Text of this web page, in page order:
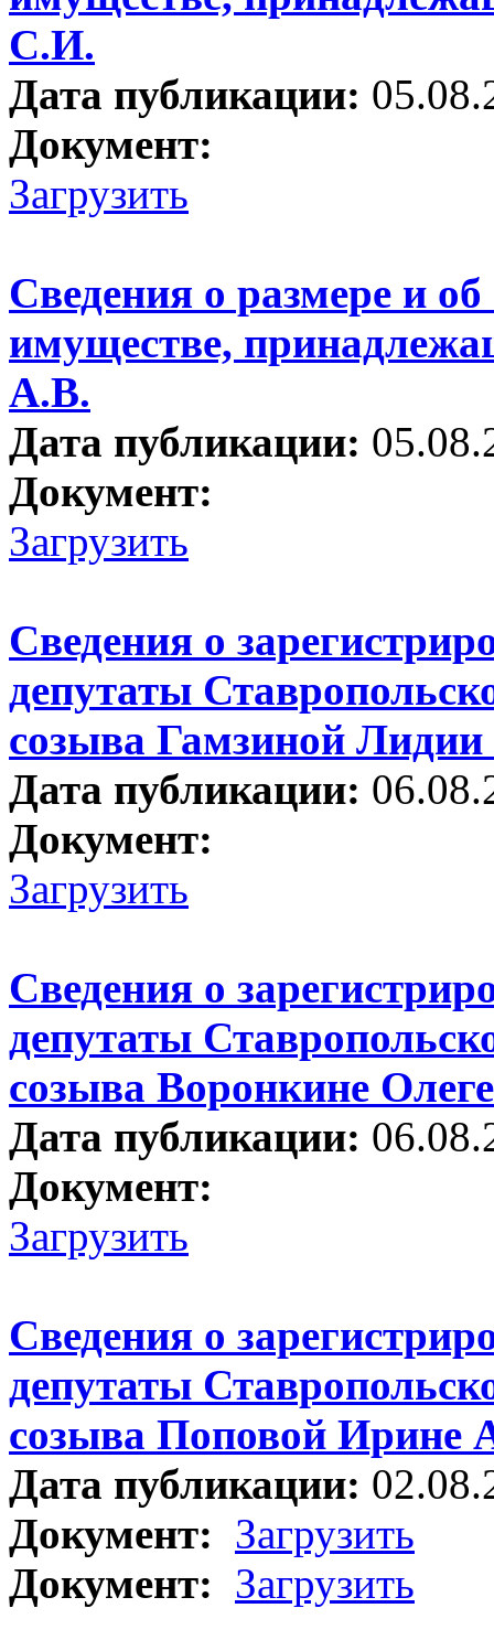
С.И.
Дата публикации:
Документ:
Загрузить
Сведения о размере и
имуществе,
А.В.
Дата публикации:
Документ:
Загрузить
Сведения о
депутаты
созыва Гамзиной Лидии
Дата публикации:
Документ:
Загрузить
Сведения о
депутаты
созыва Воронкине
Дата публикации:
Документ:
Загрузить
Сведения о
депутаты
созыва Поповой Ирине
Дата публикации:
Документ: Загрузить
Документ: Загрузить